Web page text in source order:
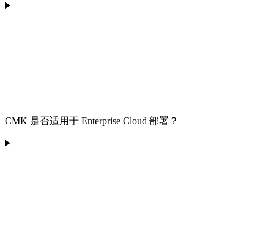
CMK 是否适用于 Enterprise Cloud 部署？